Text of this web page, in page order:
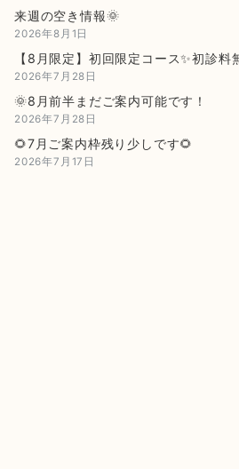
来週の空き情報🌞
2026年8月1日
【8月限定】初回限定コース✨初診料
2026年7月28日
🌞8月前半まだご案内可能です！
2026年7月28日
🌻7月ご案内枠残り少しです🌻
2026年7月17日